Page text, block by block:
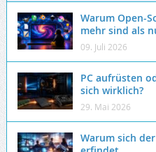
Warum Open-
mehr sind als
09. Juli 2026
PC aufrüsten
sich wirklich?
29. Mai 2026
Warum sich